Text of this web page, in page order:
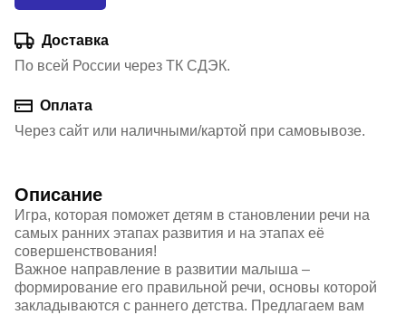
Доставка
По всей России через ТК СДЭК.
Оплата
Через сайт или наличными/картой при самовывозе.
Описание
Игра, которая поможет детям в становлении речи на
самых ранних этапах развития и на этапах её
совершенствования!
Важное направление в развитии малыша –
формирование его правильной речи, основы которой
закладываются с раннего детства. Предлагаем вам